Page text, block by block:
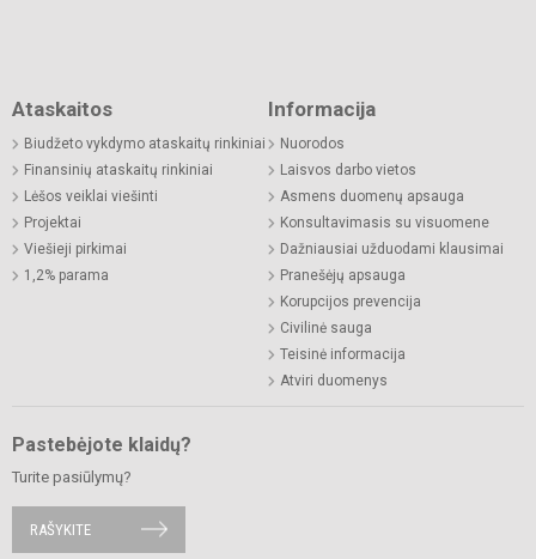
Ataskaitos
Biudžeto vykdymo ataskaitų rinkiniai
Finansinių ataskaitų rinkiniai
Lėšos veiklai viešinti
Projektai
Viešieji pirkimai
1,2% parama
Informacija
Nuorodos
Laisvos darbo vietos
Asmens duomenų apsauga
Konsultavimasis su visuomene
Dažniausiai užduodami klausimai
Pranešėjų apsauga
Korupcijos prevencija
Civilinė sauga
Teisinė informacija
Atviri duomenys
Pastebėjote klaidų?
Turite pasiūlymų?
RAŠYKITE